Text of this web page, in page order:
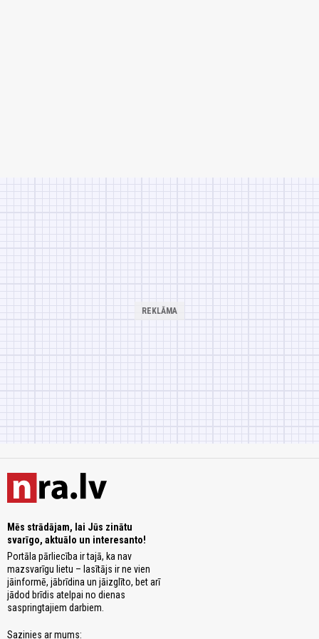
Mēs strādājam, lai Jūs zinātu
svarīgo, aktuālo un interesanto!
Portāla pārliecība ir tajā, ka nav
mazsvarīgu lietu – lasītājs ir ne vien
jāinformē, jābrīdina un jāizglīto, bet arī
jādod brīdis atelpai no dienas
saspringtajiem darbiem.
Sazinies ar mums: